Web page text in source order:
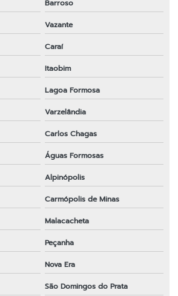
Barroso
Vazante
Caraí
Itaobim
Lagoa Formosa
Varzelândia
Carlos Chagas
Águas Formosas
Alpinópolis
Carmópolis de Minas
Malacacheta
Peçanha
Nova Era
São Domingos do Prata